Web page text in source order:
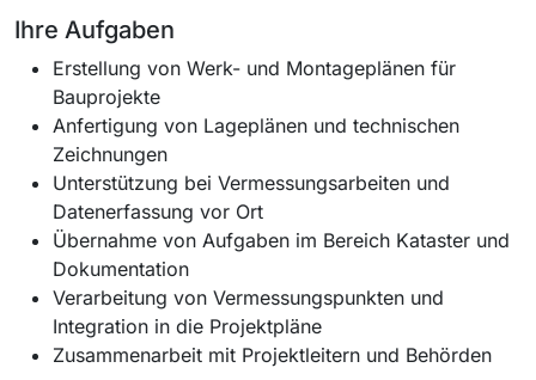
Ihre Aufgaben
Erstellung von Werk- und Montageplänen für
Bauprojekte
Anfertigung von Lageplänen und technischen
Zeichnungen
Unterstützung bei Vermessungsarbeiten und
Datenerfassung vor Ort
Übernahme von Aufgaben im Bereich Kataster und
Dokumentation
Verarbeitung von Vermessungspunkten und
Integration in die Projektpläne
Zusammenarbeit mit Projektleitern und Behörden